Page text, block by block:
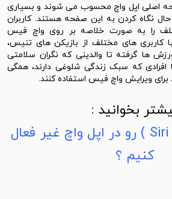
اصلی اپل واچ محسوب می‌ شوند و بسیاری
حال نگاه کردن به این صفحه هستند. کاربران
را به صورت خلاصه بر روی واچ فیس
کاربری ‌های مختلف از بازیکن‌ های تنیس،
‌ها گرفته تا والدینی که نگران سلامتی
که سبک زندگی شلوغی دارند، همگی
ویرایش واچ فیس استفاده کنند.
بخوانید :
چطوری سیری ( Siri ) رو در اپل واچ غیر فعال
کنیم ؟